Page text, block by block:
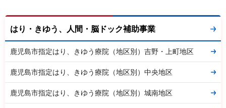
はり・きゆう、人間・脳ドック補助事業
鹿児島市指定はり、きゆう療院（地区別）吉野・上町地区
鹿児島市指定はり、きゆう療院（地区別）中央地区
鹿児島市指定はり、きゆう療院（地区別）城南地区